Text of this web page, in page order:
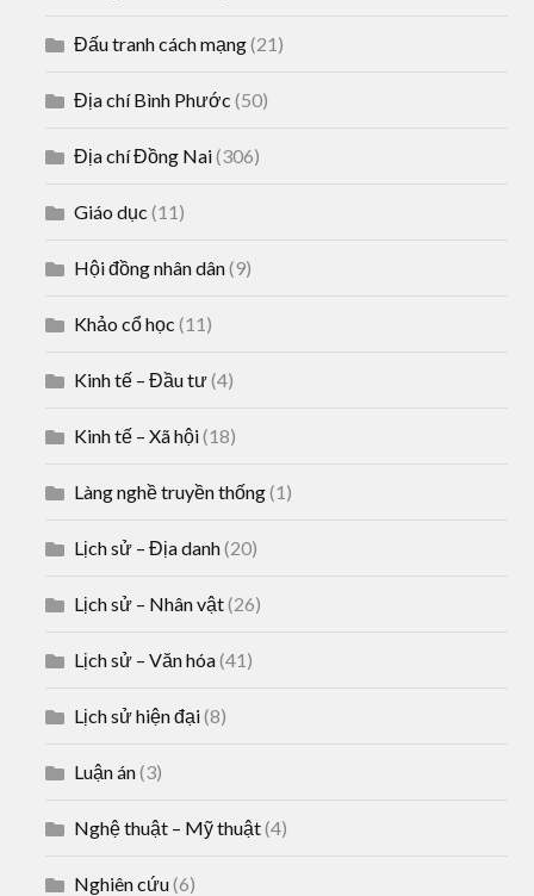
Đấu tranh cách mạng(21)
Địa chí Bình Phước (50)
Địa chí Đồng Nai(306)
Giáo dục (11)
Hội đồng nhân dân(9)
Khảo cổ học (11)
Kinh tế – Đầu tư(4)
Kinh tế – Xã hội(18)
Làng nghề truyền thống(1)
Lịch sử – Địa danh(20)
Lịch sử – Nhân vật(26)
Lịch sử – Văn hóa(41)
Lịch sử hiện đại(8)
Luận án(3)
Nghệ thuật – Mỹ thuật(4)
Nghiên cứu(6)